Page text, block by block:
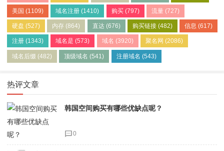
美国 (1109) 域名注册 (1410) 购买(797) 流量(727)
硬盘 (527) 内存 (864) 直达 (676) 购买链接(482) 信息 (617)
注册 (1343) 域名是 (573) 域名 (3920) 聚名网 (2086)
域名后缀 (482) 顶级域名 (541) 注册域名 (543)
热评文章
韩国空间购买有哪些优缺点呢？
0